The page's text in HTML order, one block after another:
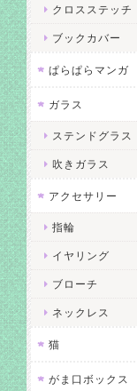
クロスステッチ
ブックカバー
ぱらぱらマンガ
ガラス
ステンドグラス
吹きガラス
アクセサリー
指輪
イヤリング
ブローチ
ネックレス
猫
がま口ボックス